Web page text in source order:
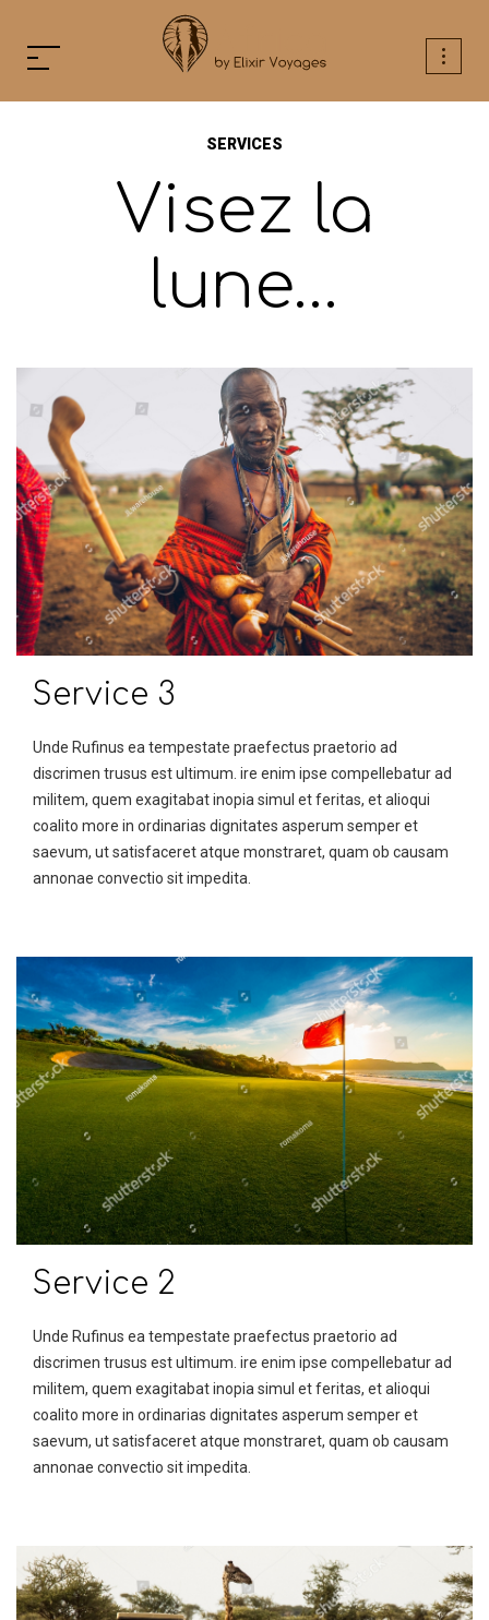
contenu
SERVICES
Visez la
lune…
Service 3
Unde Rufinus ea tempestate praefectus praetorio ad
discrimen trusus est ultimum. ire enim ipse compellebatur ad
militem, quem exagitabat inopia simul et feritas, et alioqui
coalito more in ordinarias dignitates asperum semper et
saevum, ut satisfaceret atque monstraret, quam ob causam
annonae convectio sit impedita.
Service 2
Unde Rufinus ea tempestate praefectus praetorio ad
discrimen trusus est ultimum. ire enim ipse compellebatur ad
militem, quem exagitabat inopia simul et feritas, et alioqui
coalito more in ordinarias dignitates asperum semper et
saevum, ut satisfaceret atque monstraret, quam ob causam
annonae convectio sit impedita.